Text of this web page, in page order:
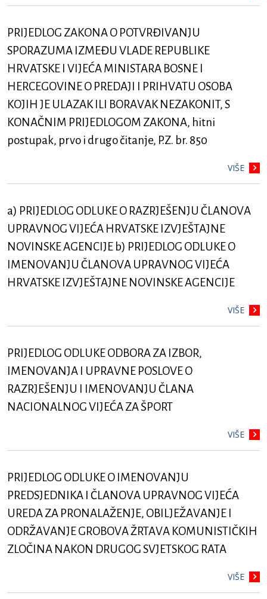
PRIJEDLOG ZAKONA O POTVRĐIVANJU
SPORAZUMA IZMEĐU VLADE REPUBLIKE
HRVATSKE I VIJEĆA MINISTARA BOSNE I
HERCEGOVINE O PREDAJI I PRIHVATU OSOBA
KOJIH JE ULAZAK ILI BORAVAK NEZAKONIT, S
KONAČNIM PRIJEDLOGOM ZAKONA, hitni
postupak, prvo i drugo čitanje, P.Z. br. 850
VIŠE
a) PRIJEDLOG ODLUKE O RAZRJEŠENJU ČLANOVA
UPRAVNOG VIJEĆA HRVATSKE IZVJEŠTAJNE
NOVINSKE AGENCIJE b) PRIJEDLOG ODLUKE O
IMENOVANJU ČLANOVA UPRAVNOG VIJEĆA
HRVATSKE IZVJEŠTAJNE NOVINSKE AGENCIJE
VIŠE
PRIJEDLOG ODLUKE ODBORA ZA IZBOR,
IMENOVANJA I UPRAVNE POSLOVE O
RAZRJEŠENJU I IMENOVANJU ČLANA
NACIONALNOG VIJEĆA ZA ŠPORT
VIŠE
PRIJEDLOG ODLUKE O IMENOVANJU
PREDSJEDNIKA I ČLANOVA UPRAVNOG VIJEĆA
UREDA ZA PRONALAŽENJE, OBILJEŽAVANJE I
ODRŽAVANJE GROBOVA ŽRTAVA KOMUNISTIČKIH
ZLOČINA NAKON DRUGOG SVJETSKOG RATA
VIŠE